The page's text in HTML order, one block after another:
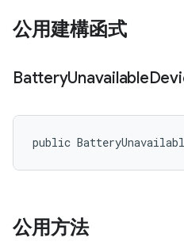
公用建構函式
BatteryUnavailable
public
公用方法